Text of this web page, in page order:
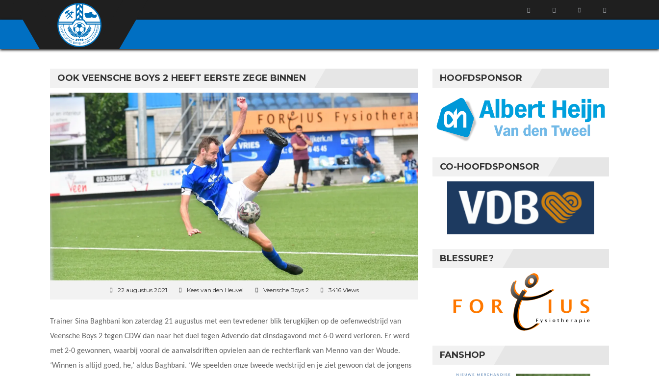
OOK VEENSCHE BOYS 2 HEEFT EERSTE ZEGE BINNEN
22 augustus 2021 Kees van den Heuvel Veensche Boys 2 3416 Views
Trainer Sina Baghbani kon zaterdag 21 augustus met een tevredener blik terugkijken op de oefenwedstrijd van
Veensche Boys 2 tegen CDW dan naar het duel tegen Advendo dat dinsdagavond met 6-0 werd verloren. Er werd
met 2-0 gewonnen, waarbij vooral de aanvalsdriften opvielen aan de rechterflank van Menno van der Woude.
‘Winnen is altijd goed, he,’ aldus Baghbani. ‘We speelden onze tweede wedstrijd en je ziet gewoon dat de jongens
HOOFDSPONSOR
CO-HOOFDSPONSOR
BLESSURE?
FANSHOP